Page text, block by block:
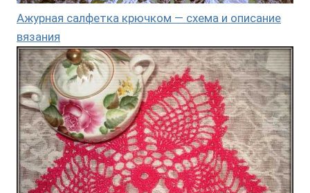
Ажурная салфетка крючком — схема и описание
вязания